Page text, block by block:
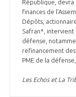
République, devra
finances de
Dépôts,
Safran*, intervient
défense,
refinancement
PME de la
Les Echos et La